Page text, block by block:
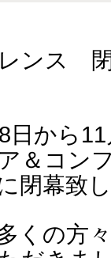
ンス
日から
＆コン
閉幕致
くの方